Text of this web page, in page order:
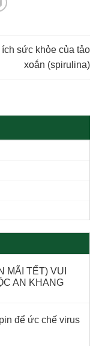
sức khỏe của tảo
xoắn (spirulina)
MÃI TẾT) VUI
AN KHANG
để ức chế virus